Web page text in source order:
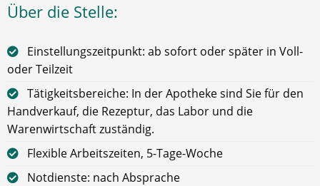
Über die Stelle:
Einstellungszeitpunkt: ab sofort oder später in Voll-
oder Teilzeit
Tätigkeitsbereiche: In der Apotheke sind Sie für den
Handverkauf, die Rezeptur, das Labor und die
Warenwirtschaft zuständig.
Flexible Arbeitszeiten, 5-Tage-Woche
Notdienste: nach Absprache